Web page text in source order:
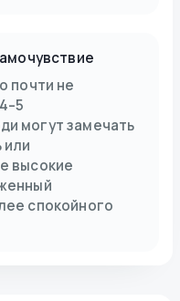
почти не
могут замечать
или
высокие
спокойного